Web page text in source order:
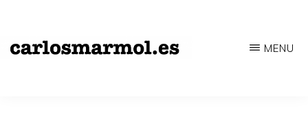
contenido
MENU